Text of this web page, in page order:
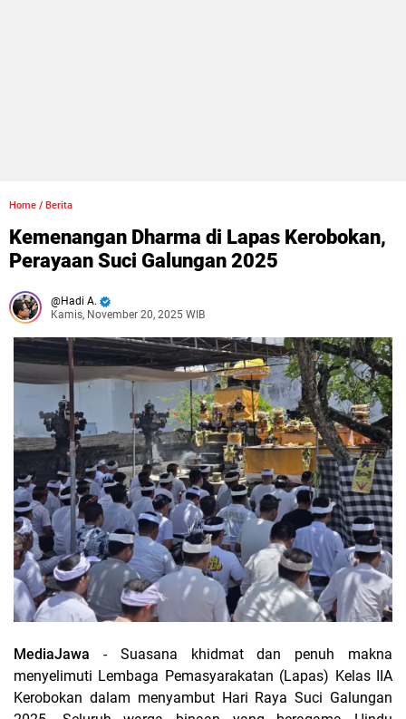
Home / Berita
Kemenangan Dharma di Lapas Kerobokan,
Perayaan Suci Galungan 2025
Hadi A.
Kamis, November 20, 2025 WIB
MediaJawa - Suasana khidmat dan penuh makna
menyelimuti Lembaga Pemasyarakatan (Lapas) Kelas IIA
Kerobokan dalam menyambut Hari Raya Suci Galungan